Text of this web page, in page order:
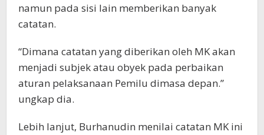
namun pada sisi lain memberikan banyak
catatan.
“Dimana catatan yang diberikan oleh MK akan
menjadi subjek atau obyek pada perbaikan
aturan pelaksanaan Pemilu dimasa depan.”
ungkap dia.
Lebih lanjut, Burhanudin menilai catatan MK ini